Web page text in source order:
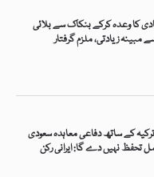
کا وعدہ کرکے بنکاک سے بلائی
مبینہ زیادتی، ملزم گرفتار
ترکیہ کے ساتھ دفاعی معاہدہ سعودی
تحفظ نہیں دے گا: ایرانی رکن